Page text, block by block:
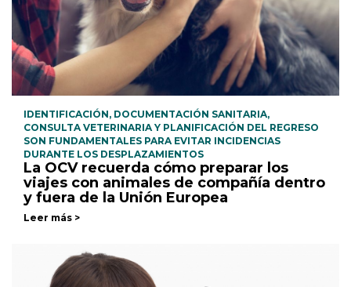
IDENTIFICACIÓN, DOCUMENTACIÓN SANITARIA,
CONSULTA VETERINARIA Y PLANIFICACIÓN DEL REGRESO
SON FUNDAMENTALES PARA EVITAR INCIDENCIAS
DURANTE LOS DESPLAZAMIENTOS
La OCV recuerda cómo preparar los
viajes con animales de compañía dentro
y fuera de la Unión Europea
Leer más >